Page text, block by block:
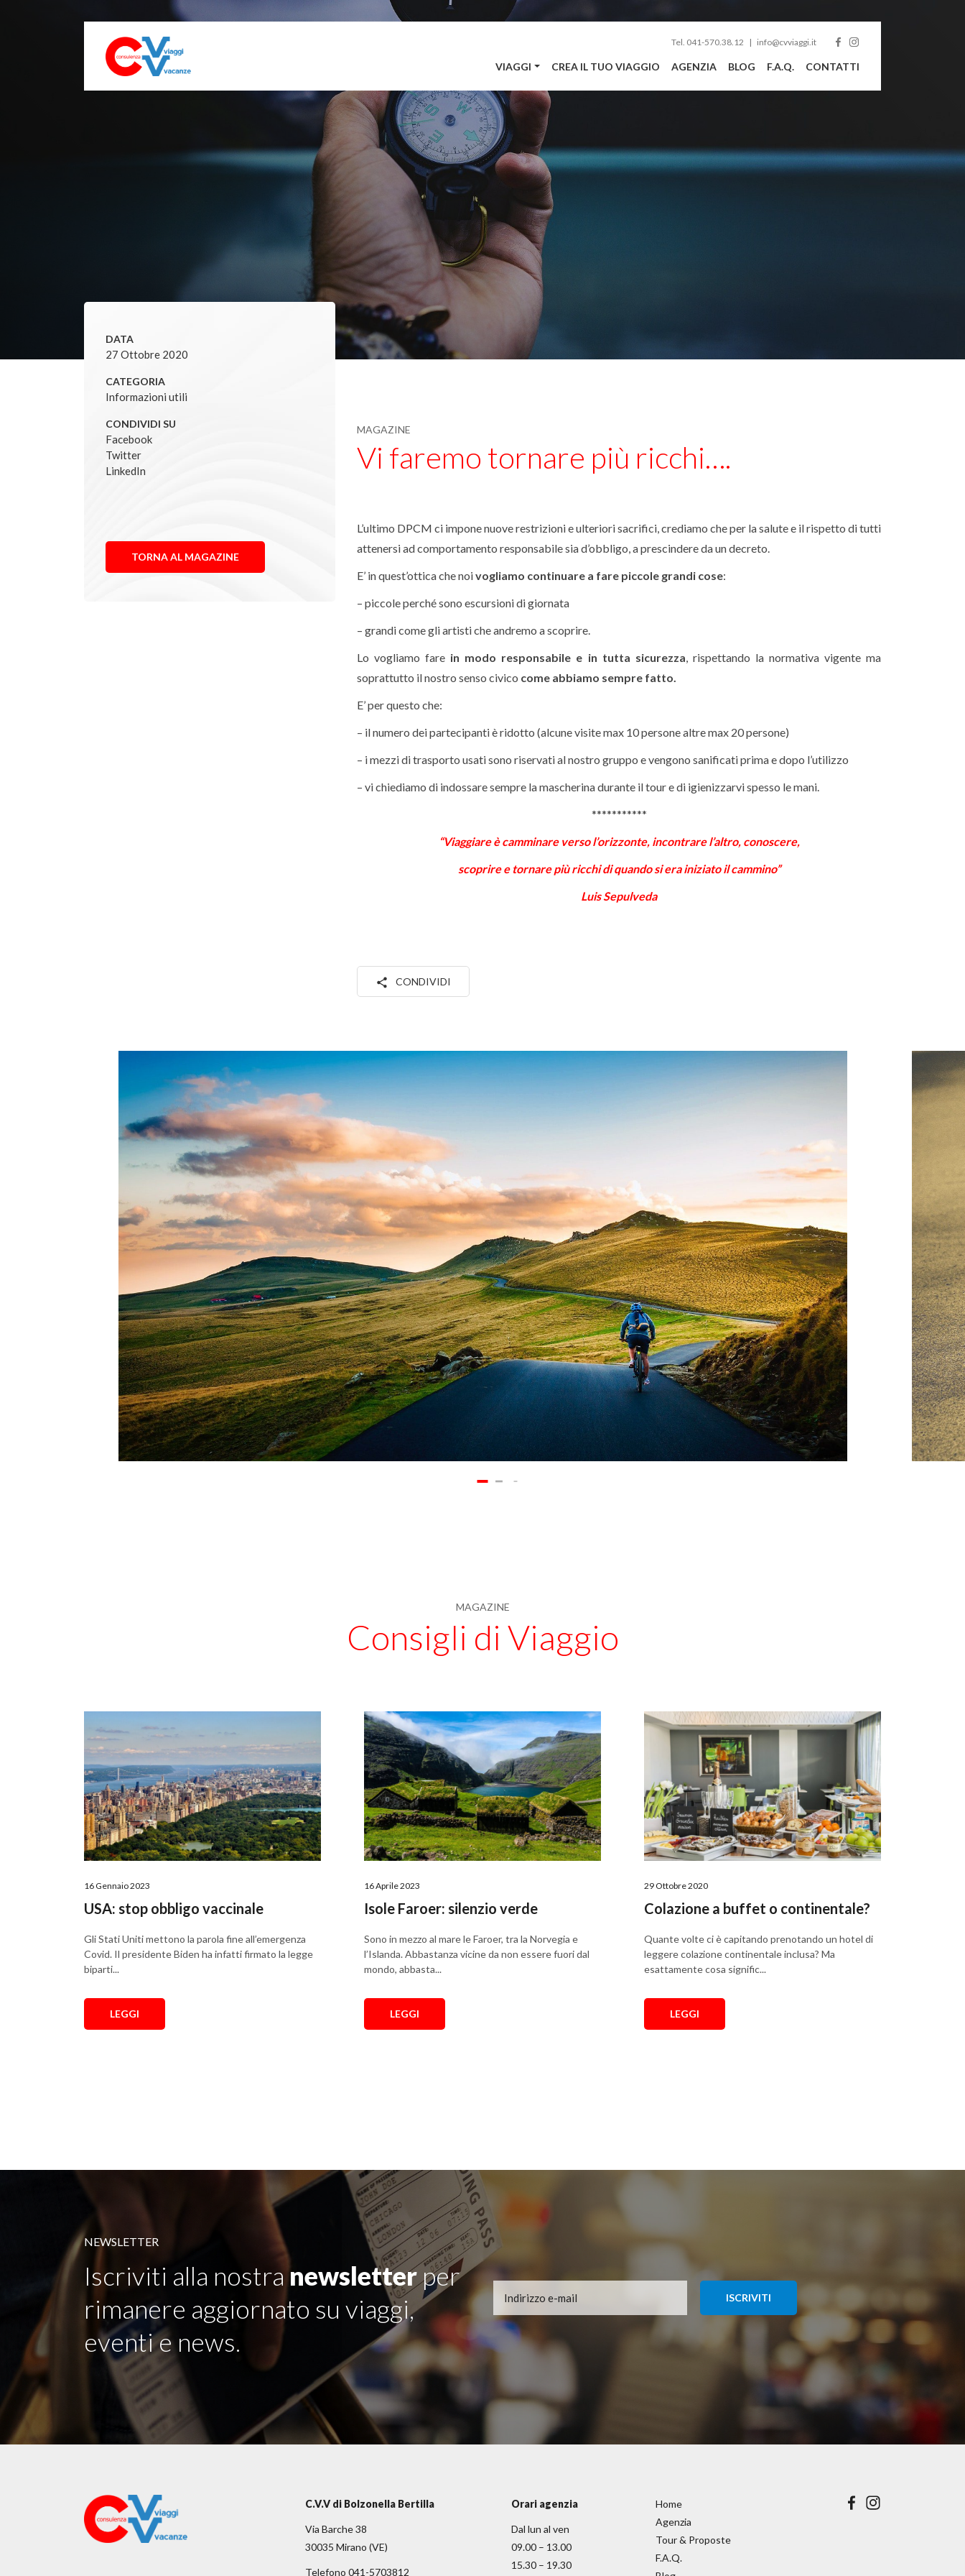
Tel. 041-570.38.12 info@cvviaggi.it
VIAGGI CREA IL TUO VIAGGIO AGENZIA BLOG F.A.Q. CONTATTI
DATA
27 Ottobre 2020
CATEGORIA
Informazioni utili
CONDIVIDI SU
Facebook
Twitter
LinkedIn
TORNA AL MAGAZINE
MAGAZINE
Vi faremo tornare più ricchi….
L’ultimo DPCM ci impone nuove restrizioni e ulteriori sacrifici, crediamo che per la salute e il rispetto di tutti
attenersi ad comportamento responsabile sia d’obbligo, a prescindere da un decreto.
E’ in quest’ottica che noivogliamo continuare a fare piccole grandi cose:
– piccole perché sono escursioni di giornata
– grandi come gli artisti che andremo a scoprire.
Lo vogliamo fare in modo responsabile e in tutta sicurezza, rispettando la normativa vigente ma
soprattutto il nostro senso civico come abbiamo sempre fatto.
E’ per questo che:
– il numero dei partecipanti è ridotto (alcune visite max 10 persone altre max 20 persone)
– i mezzi di trasporto usati sono riservati al nostro gruppo e vengono sanificati prima e dopo l’utilizzo
– vi chiediamo di indossare sempre la mascherina durante il tour e di igienizzarvi spesso le mani.
***********
“Viaggiare è camminare verso l’orizzonte, incontrare l’altro, conoscere,
scoprire e tornare più ricchi di quando si era iniziato il cammino”
Luis Sepulveda
CONDIVIDI
MAGAZINE
Consigli di Viaggio
16 Gennaio 2023
USA: stop obbligo vaccinale
Gli Stati Uniti mettono la parola fine all’emergenza
Covid. Il presidente Biden ha infatti firmato la legge
biparti...
LEGGI
16 Aprile 2023
Isole Faroer: silenzio verde
Sono in mezzo al mare le Faroer, tra la Norvegia e
l’Islanda. Abbastanza vicine da non essere fuori dal
mondo, abbasta...
LEGGI
29 Ottobre 2020
Colazione a buffet o continentale?
Quante volte ci è capitando prenotando un hotel di
leggere colazione continentale inclusa? Ma
esattamente cosa signific...
LEGGI
NEWSLETTER
Iscriviti alla nostranewsletterper
rimanere aggiornato su viaggi,
eventi e news.
C.V.V di Bolzonella Bertilla
Via Barche 38
30035 Mirano (VE)
Telefono 041-5703812
Orari agenzia
Dal lun al ven
09.00 – 13.00
15.30 – 19.30
Home
Agenzia
Tour & Proposte
F.A.Q.